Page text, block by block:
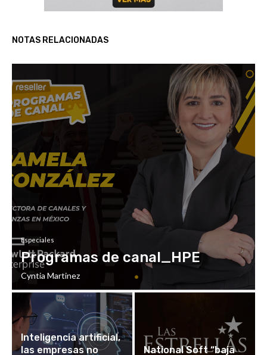
NOTAS RELACIONADAS
Especiales
Programas de canal_HPE
Cyntia Martinez
Inteligencia artificial,
las empresas no
National Soft “baja